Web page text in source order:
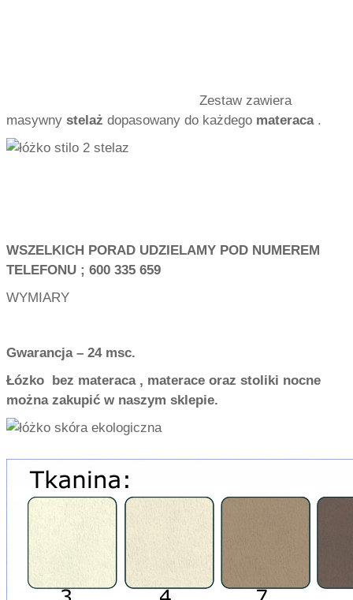
Zestaw zawiera
masywny stelaż dopasowany do każdego materaca.
WSZELKICH PORAD UDZIELAMY POD NUMEREM
TELEFONU ; 600 335 659
WYMIARY
Gwarancja – 24 msc.
Łózko bez materaca , materace oraz stoliki nocne
można zakupić w naszym sklepie.